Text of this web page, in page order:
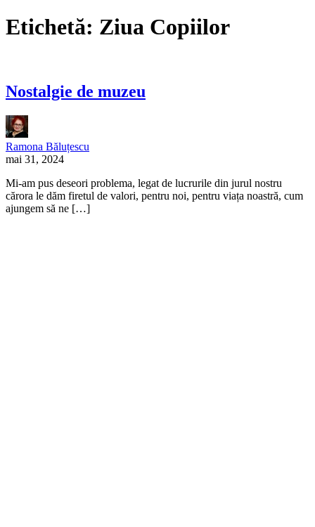
Etichetă: Ziua Copiilor
Nostalgie de muzeu
Ramona Băluțescu
mai 31, 2024
Mi-am pus deseori problema, legat de lucrurile din jurul nostru
cărora le dăm firetul de valori, pentru noi, pentru viața noastră, cum
ajungem să ne […]